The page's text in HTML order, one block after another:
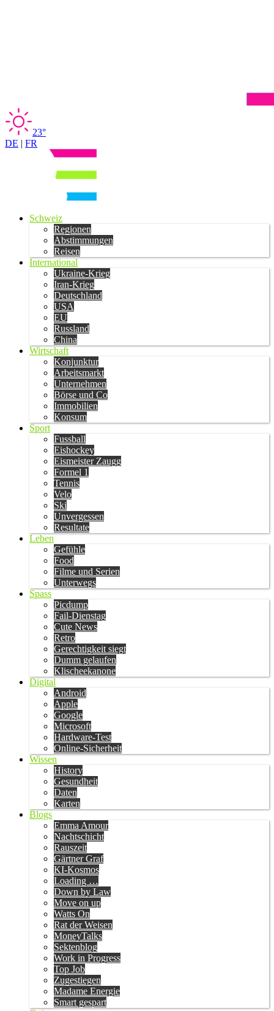
23°
DE | FR
Schweiz
Regionen
Abstimmungen
Reisen
International
Ukraine-Krieg
Iran-Krieg
Deutschland
USA
EU
Russland
China
Wirtschaft
Konjunktur
Arbeitsmarkt
Unternehmen
Börse und Co
Immobilien
Konsum
Sport
Fussball
Eishockey
Eismeister Zaugg
Formel 1
Tennis
Velo
Ski
Unvergessen
Resultate
Leben
Gefühle
Food
Filme und Serien
Unterwegs
Spass
Picdump
Fail-Dienstag
Cute News
Retro
Gerechtigkeit siegt
Dumm gelaufen
Klischeekanone
Digital
Android
Apple
Google
Microsoft
Hardware-Test
Online-Sicherheit
Wissen
History
Gesundheit
Daten
Karten
Blogs
Emma Amour
Nachtschicht
Rauszeit
Gärtner Graf
KI-Kosmos
Loading …
Down by Law
Move on up
Watts On
Rat der Weisen
MoneyTalks
Sektenblog
Work in Progress
Top Job
Zugestiegen
Madame Energie
Smart gespart